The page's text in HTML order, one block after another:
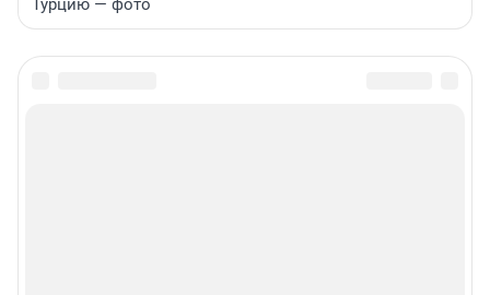
Турцию — фото